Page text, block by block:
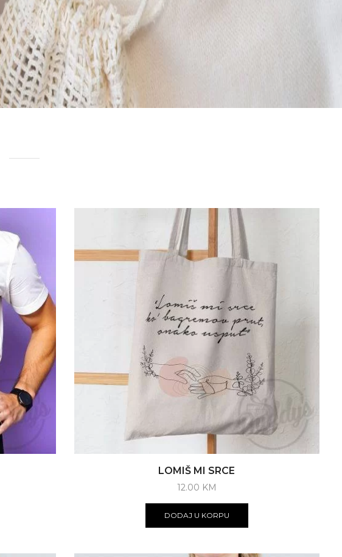
LOMIŠ MI SRCE
12.00 KM
DODAJ U KORPU